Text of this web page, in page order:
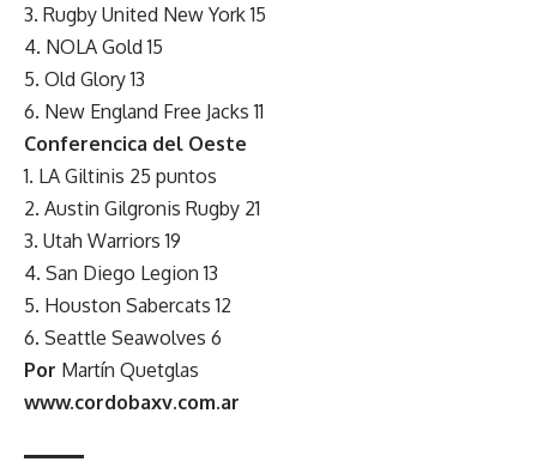
3. Rugby United New York 15
4. NOLA Gold 15
5. Old Glory 13
6. New England Free Jacks 11
Conferencica del Oeste
1. LA Giltinis 25 puntos
2. Austin Gilgronis Rugby 21
3. Utah Warriors 19
4. San Diego Legion 13
5. Houston Sabercats 12
6. Seattle Seawolves 6
Por Martín Quetglas
www.cordobaxv.com.ar